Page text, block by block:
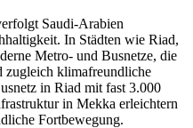
Saudi-Arabien
In Städten wie Riad,
Metro- und Busnetze, die
zugleich klimafreundliche
in Riad mit fast 3.000
in Mekka erleichtern
Fortbewegung.